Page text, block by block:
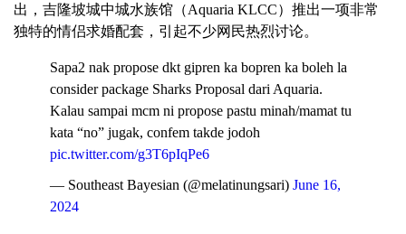
出，吉隆坡城中城水族馆（Aquaria KLCC）推出一项非常
独特的情侣求婚配套，引起不少网民热烈讨论。
Sapa2 nak propose dkt gipren ka bopren ka boleh la
consider package Sharks Proposal dari Aquaria.
Kalau sampai mcm ni propose pastu minah/mamat tu
kata “no” jugak, confem takde jodoh
pic.twitter.com/g3T6pIqPe6
— Southeast Bayesian (@melatinungsari) June 16,
2024